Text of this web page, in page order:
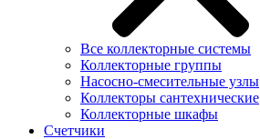
Все коллекторные системы
Коллекторные группы
Насосно-смесительные узлы
Коллекторы сантехнические
Коллекторные шкафы
Счетчики